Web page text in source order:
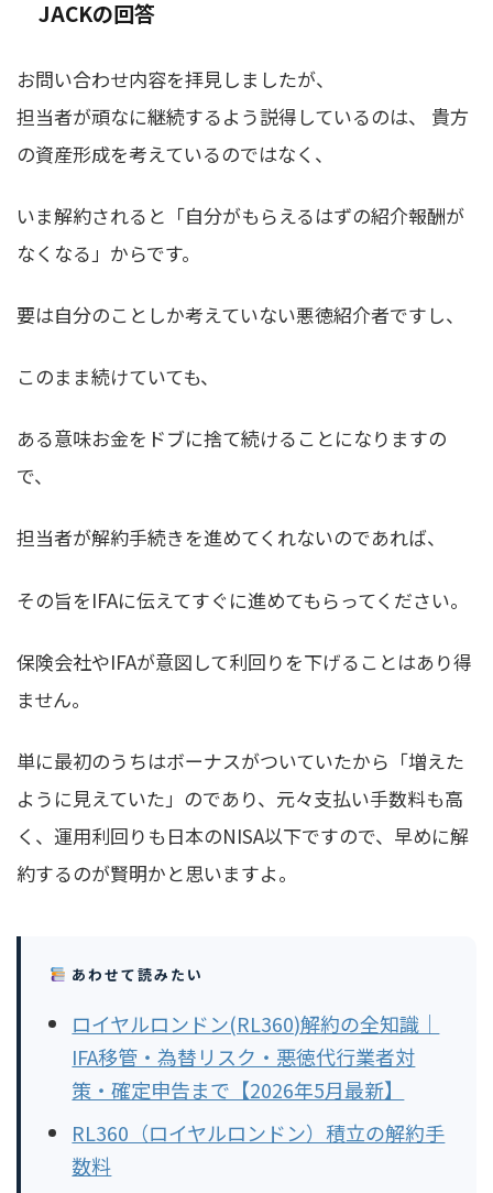
JACKの回答
お問い合わせ内容を拝見しましたが、
担当者が頑なに継続するよう説得しているのは、 貴方
の資産形成を考えているのではなく、
いま解約されると「自分がもらえるはずの紹介報酬が
なくなる」からです。
要は自分のことしか考えていない悪徳紹介者ですし、
このまま続けていても、
ある意味お金をドブに捨て続けることになりますの
で、
担当者が解約手続きを進めてくれないのであれば、
その旨をIFAに伝えてすぐに進めてもらってください。
保険会社やIFAが意図して利回りを下げることはあり得
ません。
単に最初のうちはボーナスがついていたから「増えた
ように見えていた」のであり、元々支払い手数料も高
く、運用利回りも日本のNISA以下ですので、早めに解
約するのが賢明かと思いますよ。
あわせて読みたい
ロイヤルロンドン(RL360)解約の全知識｜
IFA移管・為替リスク・悪徳代行業者対
策・確定申告まで【2026年5月最新】
RL360（ロイヤルロンドン）積立の解約手
数料